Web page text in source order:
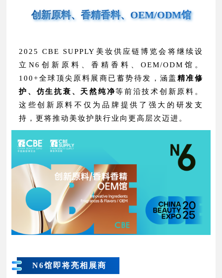
创新原料、香精香料、OEM/ODM馆
2025 CBE SUPPLY美妆供应链博览会将继续设
立N6创新原料、香精香料、OEM/ODM馆。
100+全球顶尖原料展商已蓄势待发，涵盖 精准修
护、仿生抗衰、天然纯净等前沿技术创新原料。
这些创新原料不仅为品牌提供了强大的研发支
持，更将推动美妆护肤行业向更高层次迈进。
N6馆即将亮相展商